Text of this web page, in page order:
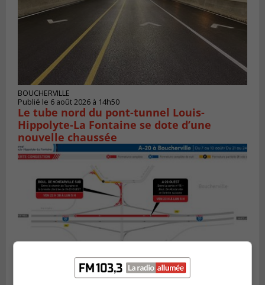
BOUCHERVILLE
Publié le 6 août 2026 à 14h50
Le tube nord du pont-tunnel Louis-
Hippolyte-La Fontaine se dote d’une
nouvelle chaussée